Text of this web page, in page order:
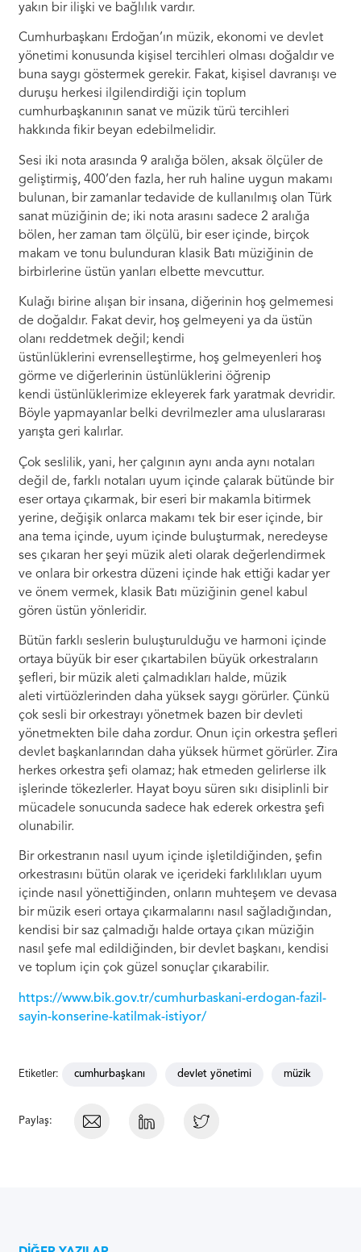
yakın bir ilişki ve bağlılık vardır.
Cumhurbaşkanı Erdoğan’ın müzik, ekonomi ve devlet
yönetimi konusunda kişisel tercihleri olması doğaldır ve
buna saygı göstermek gerekir. Fakat, kişisel davranışı ve
duruşu herkesi ilgilendirdiği için toplum
cumhurbaşkanının sanat ve müzik türü tercihleri
hakkında fikir beyan edebilmelidir.
Sesi iki nota arasında 9 aralığa bölen, aksak ölçüler de
geliştirmiş, 400’den fazla, her ruh haline uygun makamı
bulunan, bir zamanlar tedavide de kullanılmış olan Türk
sanat müziğinin de; iki nota arasını sadece 2 aralığa
bölen, her zaman tam ölçülü, bir eser içinde, birçok
makam ve tonu bulunduran klasik Batı müziğinin de
birbirlerine üstün yanları elbette mevcuttur.
Kulağı birine alışan bir insana, diğerinin hoş gelmemesi
de doğaldır. Fakat devir, hoş gelmeyeni ya da üstün
olanı reddetmek değil; kendi
üstünlüklerini evrenselleştirme, hoş gelmeyenleri hoş
görme ve diğerlerinin üstünlüklerini öğrenip
kendi üstünlüklerimize ekleyerek fark yaratmak devridir.
Böyle yapmayanlar belki devrilmezler ama uluslararası
yarışta geri kalırlar.
Çok seslilik, yani, her çalgının aynı anda aynı notaları
değil de, farklı notaları uyum içinde çalarak bütünde bir
eser ortaya çıkarmak, bir eseri bir makamla bitirmek
yerine, değişik onlarca makamı tek bir eser içinde, bir
ana tema içinde, uyum içinde buluşturmak, neredeyse
ses çıkaran her şeyi müzik aleti olarak değerlendirmek
ve onlara bir orkestra düzeni içinde hak ettiği kadar yer
ve önem vermek, klasik Batı müziğinin genel kabul
gören üstün yönleridir.
Bütün farklı seslerin buluşturulduğu ve harmoni içinde
ortaya büyük bir eser çıkartabilen büyük orkestraların
şefleri, bir müzik aleti çalmadıkları halde, müzik
aleti virtüözlerinden daha yüksek saygı görürler. Çünkü
çok sesli bir orkestrayı yönetmek bazen bir devleti
yönetmekten bile daha zordur. Onun için orkestra şefleri
devlet başkanlarından daha yüksek hürmet görürler. Zira
herkes orkestra şefi olamaz; hak etmeden gelirlerse ilk
işlerinde tökezlerler. Hayat boyu süren sıkı disiplinli bir
mücadele sonucunda sadece hak ederek orkestra şefi
olunabilir.
Bir orkestranın nasıl uyum içinde işletildiğinden, şefin
orkestrasını bütün olarak ve içerideki farklılıkları uyum
içinde nasıl yönettiğinden, onların muhteşem ve devasa
bir müzik eseri ortaya çıkarmalarını nasıl sağladığından,
kendisi bir saz çalmadığı halde ortaya çıkan müziğin
nasıl şefe mal edildiğinden, bir devlet başkanı, kendisi
ve toplum için çok güzel sonuçlar çıkarabilir.
https://www.bik.gov.tr/cumhurbaskani-erdogan-fazil-
sayin-konserine-katilmak-istiyor/
Etiketler: cumhurbaşkanı devlet yönetimi müzik
Paylaş: